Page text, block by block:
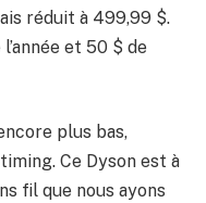
réduit à 499,99 $.
et 50 $ de
plus bas,
Ce Dyson est à
fil que nous ayons